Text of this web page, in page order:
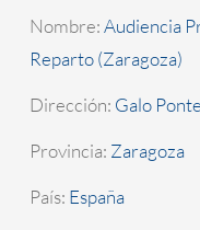
Nombre:Audiencia
Reparto (Zaragoza)
Dirección: Galo
Provincia: Zaragoza
País: España